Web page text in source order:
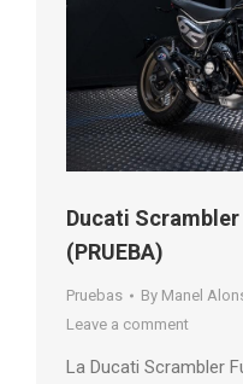
Ducati
(PRUEBA)
Pruebas By Manel
Leave a comment
La Ducati Scrambler